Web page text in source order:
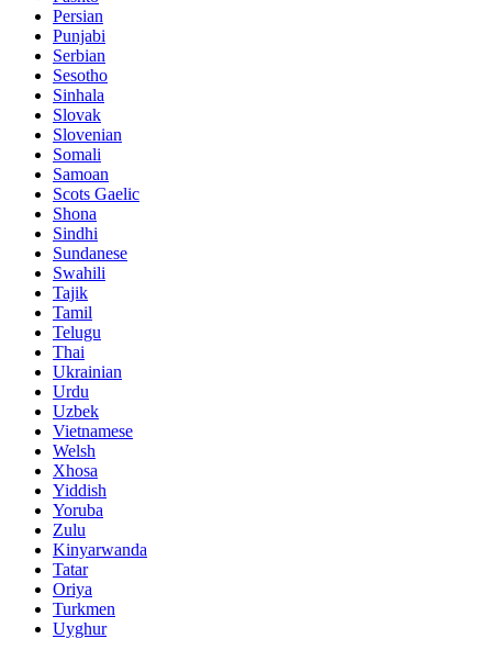
Persian
Punjabi
Serbian
Sesotho
Sinhala
Slovak
Slovenian
Somali
Samoan
Scots Gaelic
Shona
Sindhi
Sundanese
Swahili
Tajik
Tamil
Telugu
Thai
Ukrainian
Urdu
Uzbek
Vietnamese
Welsh
Xhosa
Yiddish
Yoruba
Zulu
Kinyarwanda
Tatar
Oriya
Turkmen
Uyghur